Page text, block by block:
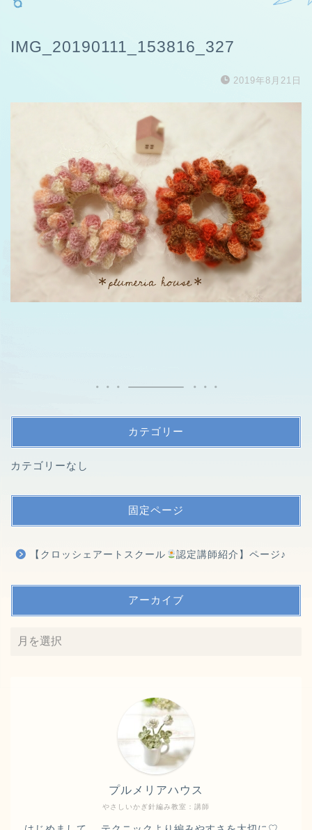
IMG_20190111_153816_327
2019年8月21日
カテゴリー
カテゴリーなし
固定ページ
【クロッシェアートスクール 認定講師紹介】ページ♪
アーカイブ
やさしいかぎ針編み教室：講師
プルメリアハウス